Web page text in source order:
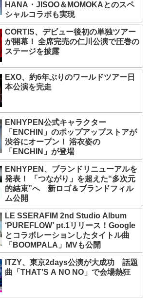
HANA・JISOO＆MOMOKAとのスペ
シャルコラボも実現
CORTIS、デビュー後初の単独ツアー
が開幕！ 全席完売の仁川公演で圧巻の
ステージを披露
EXO、約6年ぶりのワールドツアー日
本公演を完走
ENHYPEN公式キャラクター
「ENCHIN」のポップアップストアが
渋谷にオープン！ 浴衣姿の
「ENCHIN」が登場
ENHYPEN、ブランドリニューアルを
発表！ 「つながり」を超えた“多次元
的結束”へ 新ロゴ＆ブランドフィル
ム公開
LE SSERAFIM 2nd Studio Album
‘PUREFLOW’ pt.1リリース！Google
とコラボレーションしたタイトル曲
「BOOMPALA」MVも公開
ITZY、東京2days公演が大成功 話題
曲「THAT’S A NO NO」で会場熱狂